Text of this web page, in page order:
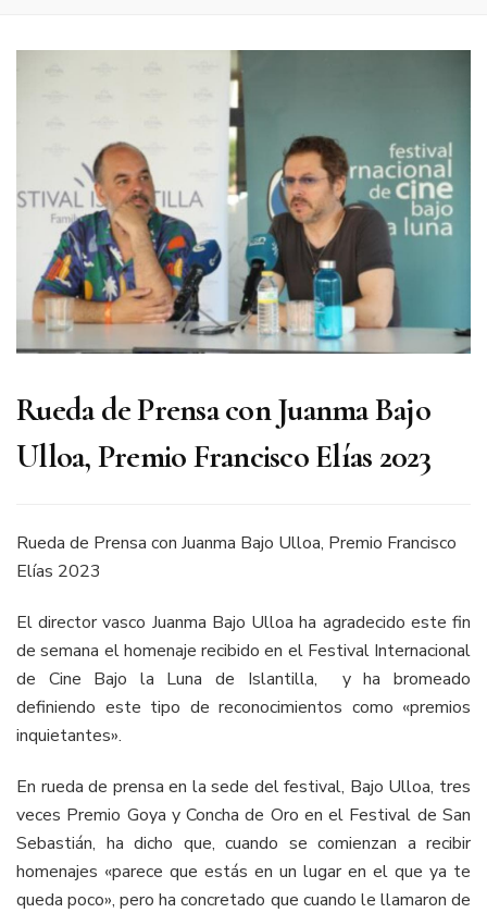
Rueda de Prensa con Juanma Bajo
Ulloa, Premio Francisco Elías 2023
Rueda de Prensa con Juanma Bajo Ulloa, Premio Francisco
Elías 2023
El director vasco Juanma Bajo Ulloa ha agradecido este fin
de semana el homenaje recibido en el Festival Internacional
de Cine Bajo la Luna de Islantilla, y ha bromeado
definiendo este tipo de reconocimientos como «premios
inquietantes».
En rueda de prensa en la sede del festival, Bajo Ulloa, tres
veces Premio Goya y Concha de Oro en el Festival de San
Sebastián, ha dicho que, cuando se comienzan a recibir
homenajes «parece que estás en un lugar en el que ya te
queda poco», pero ha concretado que cuando le llamaron de